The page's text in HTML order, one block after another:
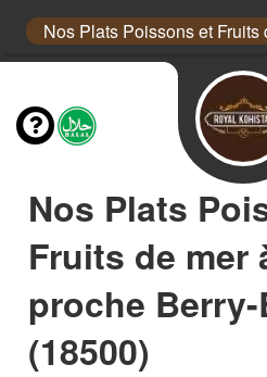
Nos Plats Poissons et Fruits
Nos Plats
Fruits de mer
proche
(18500)